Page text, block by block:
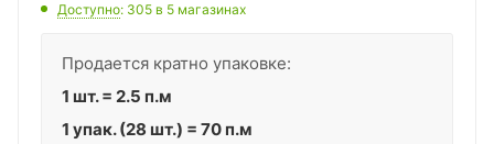
Доступно: 305 в 5 магазинах
Продается кратно упаковке:
1 шт. = 2.5 п.м
1 упак. (28 шт.) = 70 п.м